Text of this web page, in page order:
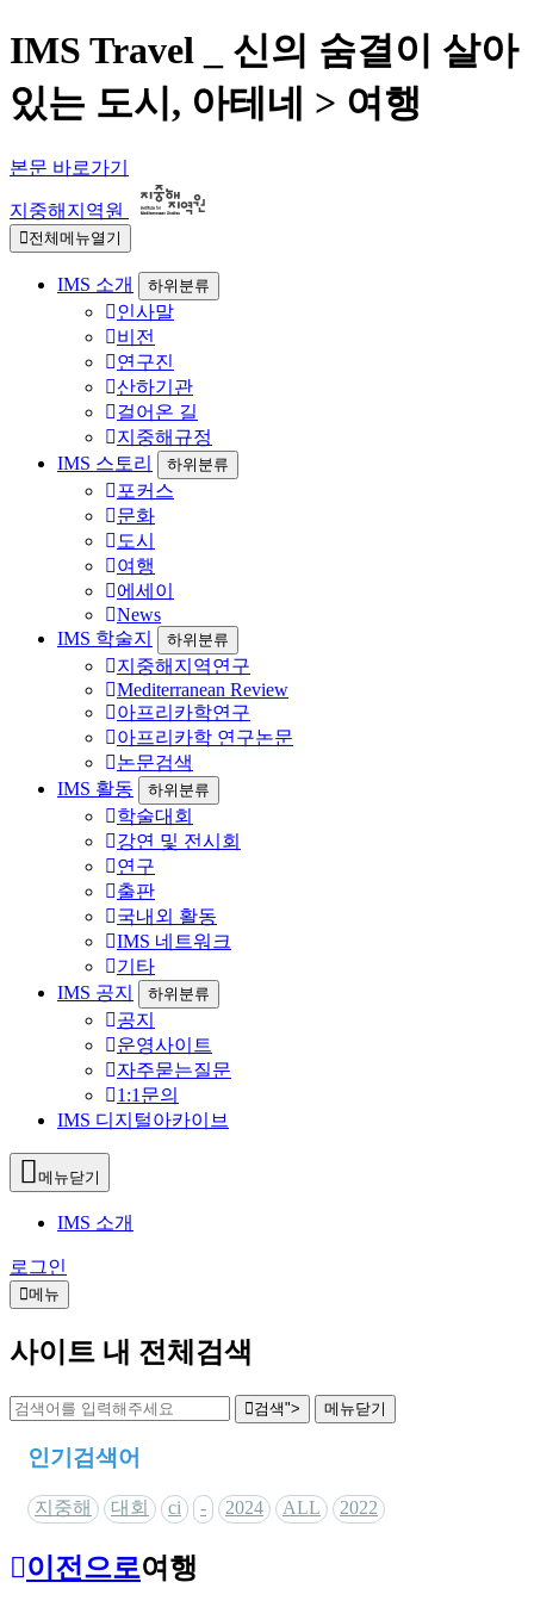
IMS Travel _ 신의 숨결이 살아
있는 도시, 아테네 > 여행
본문 바로가기
지중해지역원
전체메뉴열기
IMS 소개 하위분류
인사말
비전
연구진
산하기관
걸어온 길
지중해규정
IMS 스토리
하위분류
포커스
문화
도시
여행
에세이
News
IMS 학술지
하위분류
지중해지역연구
Mediterranean Review
아프리카학연구
아프리카학 연구논문
논문검색
IMS 활동
하위분류
학술대회
강연 및 전시회
연구
출판
국내외 활동
IMS 네트워크
기타
IMS 공지
하위분류
공지
운영사이트
자주묻는질문
1:1문의
IMS 디지털아카이브
메뉴닫기
IMS 소개
로그인
메뉴
사이트 내 전체검색
검색"> 메뉴닫기
인기검색어
지중해 대회 ci - 2024 ALL 2022
이전으로여행